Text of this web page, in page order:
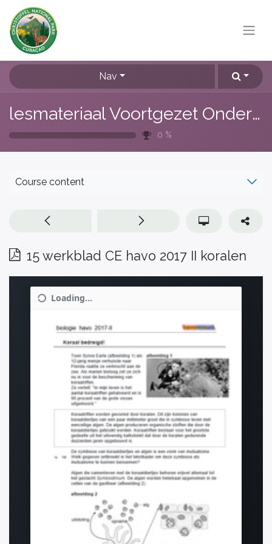
Nav
lesmateriaal Voortgezet Onderwijs
0 %
Course content
15 werkblad CE havo 2017 II koralen